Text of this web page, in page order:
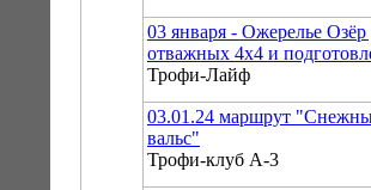
03 января - Ожерелье Озёр
отважных 4х4 и
Трофи-Лайф
03.01.24 маршрут
вальс"
Трофи-клуб А-3